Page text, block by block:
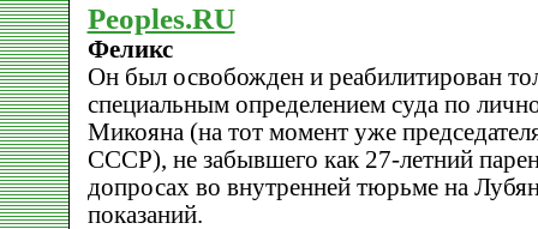
Peoples.RU
Феликс
Он был освобожден и реабилитирован
специальным определением суда по
Микояна (на тот момент уже
СССР), не забывшего как 27-летний
допросах во внутренней тюрьме на
показаний.